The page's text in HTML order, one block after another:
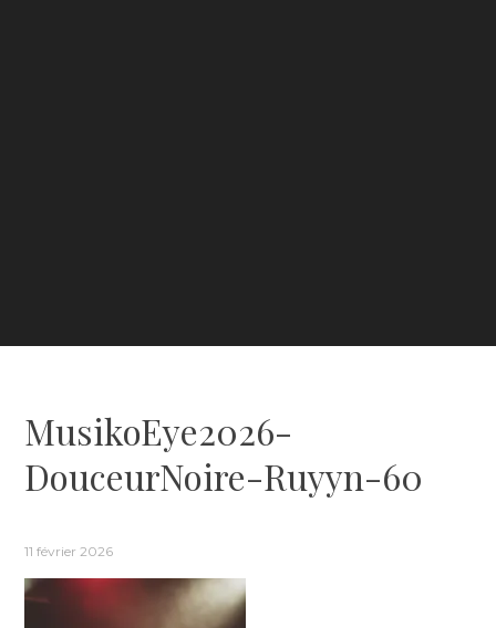
MusikoEye2026-
DouceurNoire-Ruyyn-60
11 février 2026